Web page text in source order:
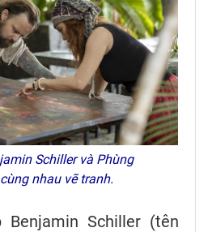
Schiller và Phùng
nhau vẽ tranh.
Schiller (tên